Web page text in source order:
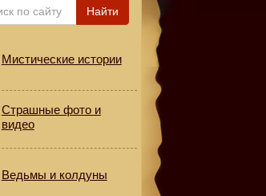
Найти
Мистические истории
Страшные фото и
видео
Ведьмы и колдуны